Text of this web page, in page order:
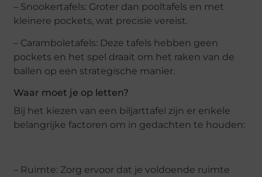
– Snookertafels: Groter dan pooltafels en met
kleinere pockets, wat precisie vereist.
– Caramboletafels: Deze tafels hebben geen
pockets en het spel draait om het raken van de
ballen op een strategische manier.
Waar moet je op letten?
Bij het kiezen van een biljarttafel zijn er enkele
belangrijke factoren om in gedachten te houden:
– Ruimte: Zorg ervoor dat je voldoende ruimte